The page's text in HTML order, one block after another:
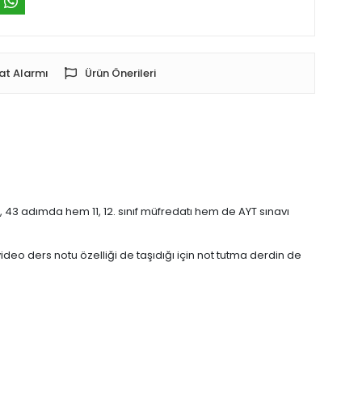
Alarmı Ürün Önerileri
43 adımda hem 11, 12. sınıf müfredatı hem de AYT sınavı
ders notu özelliği de taşıdığı için not tutma derdin de